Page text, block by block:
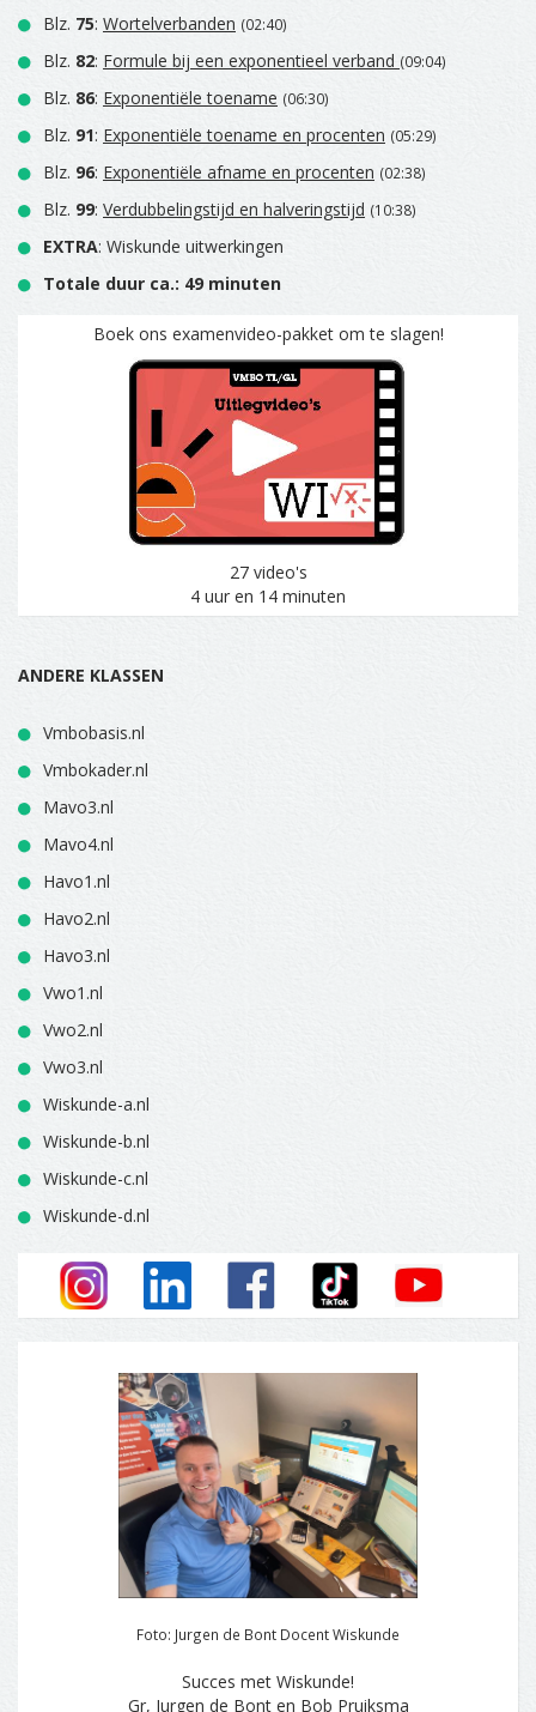
Blz. 75: Wortelverbanden (02:40)
Blz. 82: Formule bij een exponentieel verband (09:04)
Blz. 86: Exponentiële toename (06:30)
Blz. 91: Exponentiële toename en procenten (05:29)
Blz. 96: Exponentiële afname en procenten (02:38)
Blz. 99: Verdubbelingstijd en halveringstijd (10:38)
EXTRA: Wiskunde uitwerkingen
Totale duur ca.: 49 minuten
Boek ons examenvideo-pakket om te slagen!
27 video's
4 uur en 14 minuten
ANDERE KLASSEN
Vmbobasis.nl
Vmbokader.nl
Mavo3.nl
Mavo4.nl
Havo1.nl
Havo2.nl
Havo3.nl
Vwo1.nl
Vwo2.nl
Vwo3.nl
Wiskunde-a.nl
Wiskunde-b.nl
Wiskunde-c.nl
Wiskunde-d.nl
Foto: Jurgen de Bont Docent Wiskunde
Succes met Wiskunde!
Gr, Jurgen de Bont en Bob Pruiksma